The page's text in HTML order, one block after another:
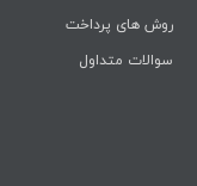
روش های پرداخت
سوالات متداول